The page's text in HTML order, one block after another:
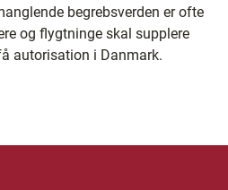
begrebsverden er ofte
og flygtninge skal supplere
autorisation i Danmark.